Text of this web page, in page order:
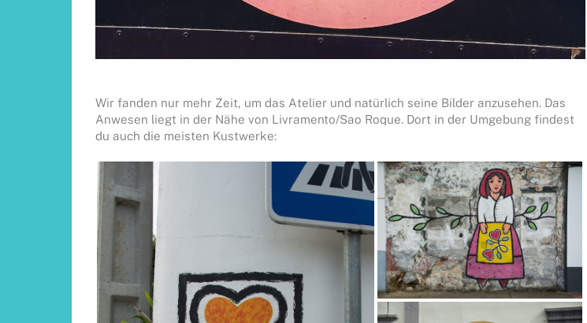
Wir fanden nur mehr Zeit, um das Atelier und natürlich seine Bilder anzusehen. Das
Anwesen liegt in der Nähe von Livramento/Sao Roque. Dort in der Umgebung findest
du auch die meisten Kustwerke: